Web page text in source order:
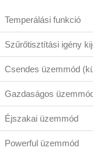
Temperálási funkció
Szűrőtisztítási igény
Csendes üzemmód
Gazdaságos
Éjszakai üzemmód
Powerful üzemmód